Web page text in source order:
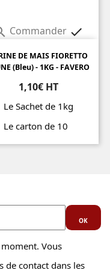
Commander 
DE MAIS FIORETTO
(bleu) - 1KG - FAVERO
1,10€ HT
Le Sachet de 1kg
Le carton de 10
Prix
Vous
de contact dans les